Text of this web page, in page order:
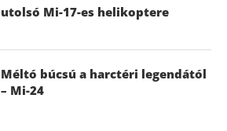
utolsó Mi-17-es helikoptere
Méltó búcsú a harctéri legendától
– Mi-24